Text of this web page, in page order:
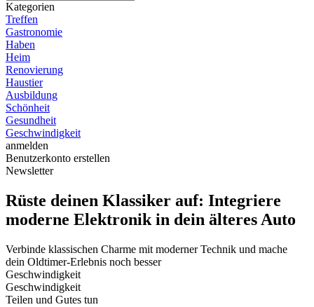
Kategorien
Treffen
Gastronomie
Haben
Heim
Renovierung
Haustier
Ausbildung
Schönheit
Gesundheit
Geschwindigkeit
anmelden
Benutzerkonto erstellen
Newsletter
Rüste deinen Klassiker auf: Integriere
moderne Elektronik in dein älteres Auto
Verbinde klassischen Charme mit moderner Technik und mache
dein Oldtimer-Erlebnis noch besser
Geschwindigkeit
Geschwindigkeit
Teilen und Gutes tun